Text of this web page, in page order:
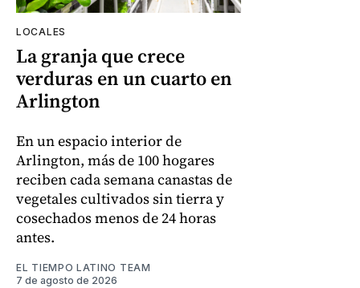
LOCALES
La granja que crece
verduras en un cuarto en
Arlington
En un espacio interior de
Arlington, más de 100 hogares
reciben cada semana canastas de
vegetales cultivados sin tierra y
cosechados menos de 24 horas
antes.
EL TIEMPO LATINO TEAM
7 de agosto de 2026